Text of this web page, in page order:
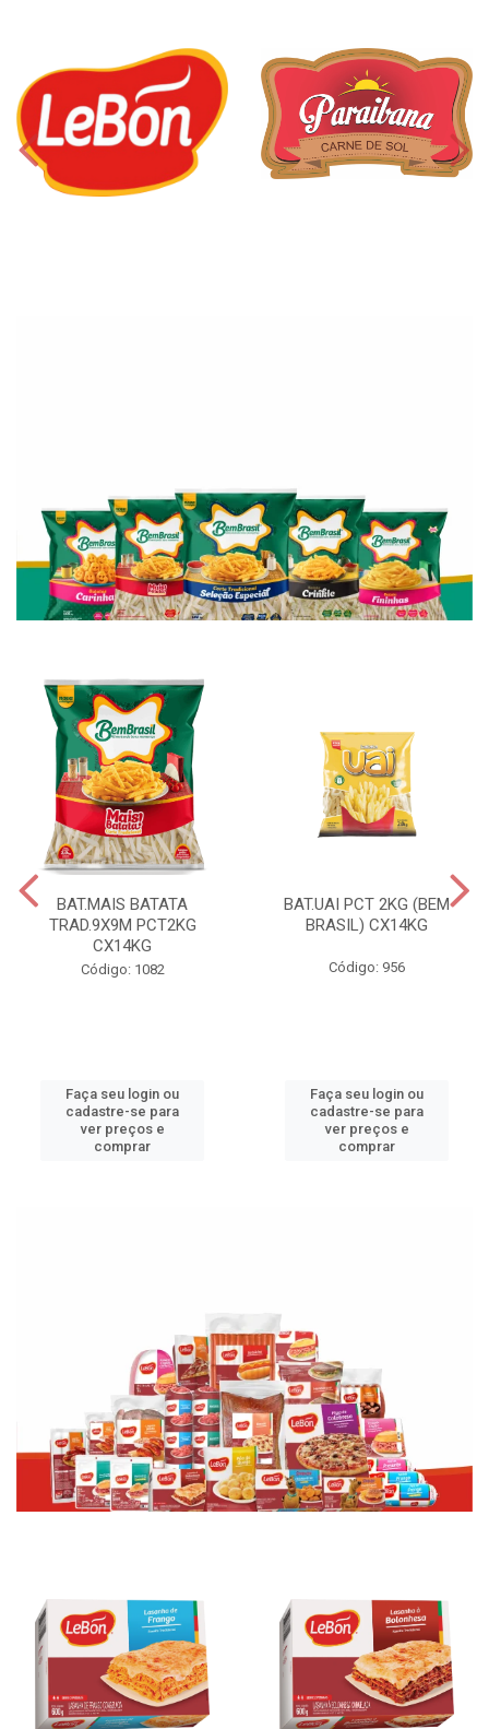
BAT.MAIS BATATA
TRAD.9X9M PCT2KG
CX14KG
Código: 1082
Faça seu login ou
cadastre-se para
ver preços e
comprar
BAT.UAI PCT 2KG (BEM
BRASIL) CX14KG
Código: 956
Faça seu login ou
cadastre-se para
ver preços e
comprar